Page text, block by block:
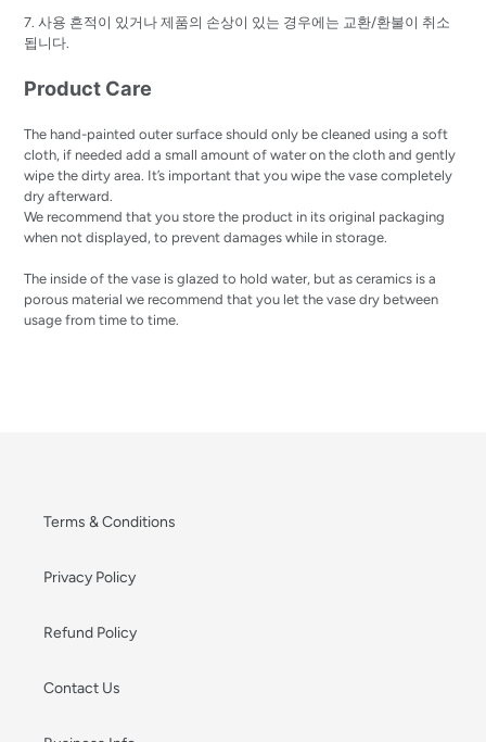
7. 사용 흔적이 있거나 제품의 손상이 있는 경우에는 교환/환불이 취소
됩니다.
Product Care
The hand-painted outer surface should only be cleaned using a soft
cloth, if needed add a small amount of water on the cloth and gently
wipe the dirty area. It’s important that you wipe the vase completely
dry afterward.
We recommend that you store the product in its original packaging
when not displayed, to prevent damages while in storage.
The inside of the vase is glazed to hold water, but as ceramics is a
porous material we recommend that you let the vase dry between
usage from time to time.
Terms & Conditions
Privacy Policy
Refund Policy
Contact Us